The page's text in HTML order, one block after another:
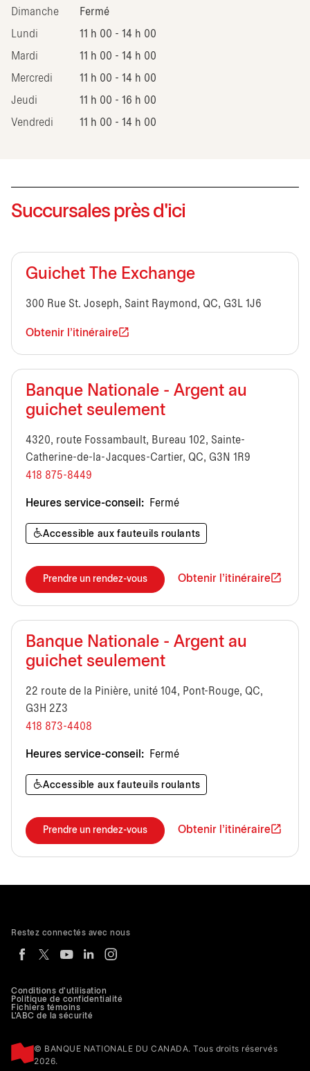
Dimanche Fermé
Lundi 11 h 00 - 14 h 00
Mardi 11 h 00 - 14 h 00
Mercredi 11 h 00 - 14 h 00
Jeudi 11 h 00 - 16 h 00
Vendredi 11 h 00 - 14 h 00
Succursales près d'ici
Guichet The Exchange
300 Rue St. Joseph, Saint Raymond, QC, G3L 1J6
Obtenir l'itinéraire
Banque Nationale - Argent au
guichet seulement
4320, route Fossambault, Bureau 102, Sainte-
Catherine-de-la-Jacques-Cartier, QC, G3N 1R9
418 875-8449
Heures service-conseil: Fermé
Accessible aux fauteuils roulants
Prendre un rendez-vous Obtenir l'itinéraire
Banque Nationale - Argent au
guichet seulement
22 route de la Pinière, unité 104, Pont-Rouge, QC,
G3H 2Z3
418 873-4408
Heures service-conseil: Fermé
Accessible aux fauteuils roulants
Prendre un rendez-vous Obtenir l'itinéraire
Conditions d'utilisation
Politique de confidentialité
Fichiers témoins
L'ABC de la sécurité
© BANQUE NATIONALE DU CANADA. Tous droits réservés
2026.
Restez connectés avec nous